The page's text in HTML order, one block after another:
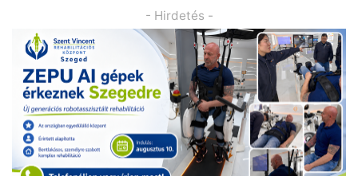
- Hirdetés -